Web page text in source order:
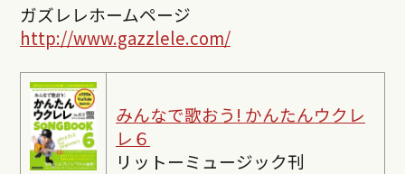
ガズレレホームページ
http://www.gazzlele.com/
みんなで歌おう! かんたんウクレ
レ６
リットーミュージック刊